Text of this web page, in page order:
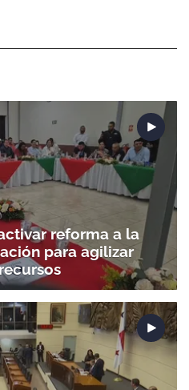
reforma a la
para agilizar